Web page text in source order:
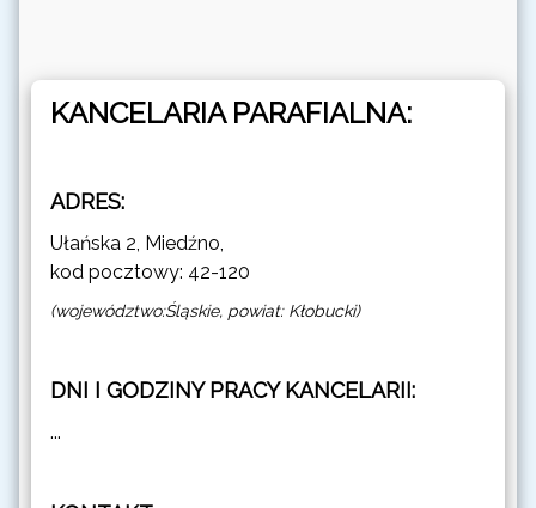
KANCELARIA PARAFIALNA:
ADRES:
Ułańska 2, Miedźno,
kod pocztowy: 42-120
(województwo:Śląskie, powiat: Kłobucki)
DNI I GODZINY PRACY KANCELARII:
...